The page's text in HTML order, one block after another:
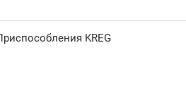
KREG